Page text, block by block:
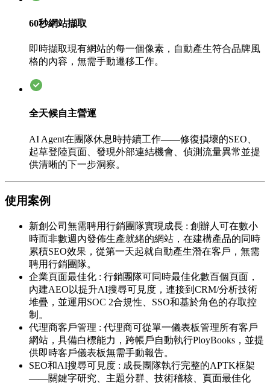
60秒網站擷取
即時擷取現有網站的每一個像素，自動產生符合品牌風
格的內容，無需手動遷移工作。
全天候自主營運
AI Agent在團隊休息時持續工作——修復損壞的SEO、
起草登陸頁面、發現外部連結機會、偵測流量異常並提
供清晰的下一步洞察。
使用案例
新創公司無需聘用行銷團隊實現成長 : 創辦人可在數小
時而非數週內發佈生產就緒的網站，在建構產品的同時
累積SEO效果，從第一天起就自動產生潛在客戶，無需
聘用行銷團隊。
企業頁面最佳化 : 行銷團隊可同時最佳化數百個頁面，
內建AEO以提升AI搜尋可見度，連接到CRM/分析技術
堆疊，並運用SOC 2合規性、SSO和基於角色的存取控
制。
代理商客戶管理 : 代理商可從單一儀表板管理所有客戶
網站，具備白標能力，跨帳戶自動執行PloyBooks，並提
供即時客戶儀表板無需手動報告。
SEO和AI搜尋可見度 : 成長團隊執行完整的APTK框架
——關鍵字研究、主題分群、技術稽核、頁面最佳化